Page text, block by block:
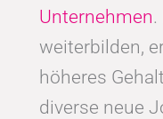
Unternehmen
weiterbilden,
höheres
diverse neue